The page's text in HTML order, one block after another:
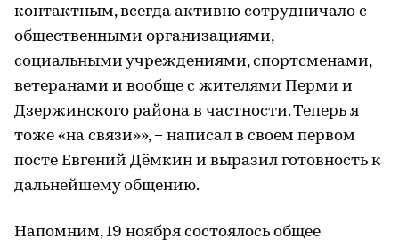
контактным, всегда активно сотрудничало с
общественными организациями,
социальными учреждениями, спортсменами,
ветеранами и вообще с жителями Перми и
Дзержинского района в частности. Теперь я
тоже «на связи»», – написал в своем первом
посте Евгений Дёмкин и выразил готовность к
дальнейшему общению.
Напомним, 19 ноября состоялось общее